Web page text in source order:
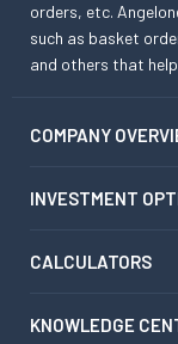
orders, etc.
such as basket
and others that
COMPANY
INVESTMENT
CALCULATORS
KNOWLEDGE